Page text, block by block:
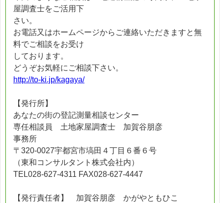
屋調査士をご活用下
さい。
お電話又はホームページからご連絡いただきますと無
料でご相談をお受け
しております。
どうぞお気軽にご相談下さい。
http://to-ki.jp/kagaya/
【発行所】
あなたの街の登記測量相談センター
専任相談員 土地家屋調査士 加賀谷朋彦
事務所
〒320-0027宇都宮市塙田４丁目６番６号
（東和コンサルタント株式会社内）
TEL028-627-4311 FAX028-627-4447
【発行責任者】 加賀谷朋彦 かがやともひこ